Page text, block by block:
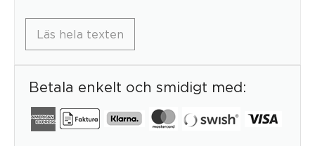
Läs hela texten
Betala enkelt och smidigt med: